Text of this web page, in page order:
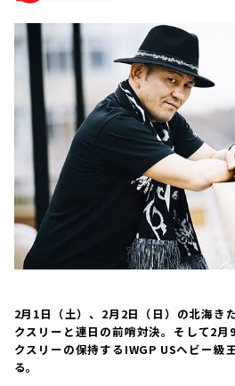
2月1日（土）、2月2日（日）の北海き
クスリーと連日の前哨対決。そして2
クスリーの保持するIWGP USヘビー級
る。